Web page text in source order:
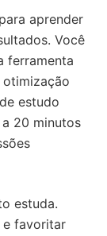
aprender
Você
ferramenta
estudo
20 minutos
estuda.
e favoritar